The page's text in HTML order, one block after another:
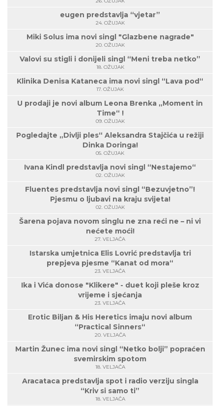
eugen predstavlja “vjetar”
24. OŽUJAK
Miki Solus ima novi singl "Glazbene nagrade"
20. OŽUJAK
Valovi su stigli i donijeli singl “Meni treba netko”
18. OŽUJAK
Klinika Denisa Kataneca ima novi singl “Lava pod“
17. OŽUJAK
U prodaji je novi album Leona Brenka „Moment in
Time“ !
09. OŽUJAK
Pogledajte „Divlji ples“ Aleksandra Stajčića u režiji
Dinka Doringa!
05. OŽUJAK
Ivana Kindl predstavlja novi singl “Nestajemo“
02. OŽUJAK
Fluentes predstavlja novi singl “Bezuvjetno”!
Pjesmu o ljubavi na kraju svijeta!
02. OŽUJAK
Šarena pojava novom singlu ne zna reći ne – ni vi
nećete moći!
27. VELJAČA
Istarska umjetnica Elis Lovrić predstavlja tri
prepjeva pjesme “Kanat od mora“
23. VELJAČA
Ika i Vića donose "Klikere" - duet koji pleše kroz
vrijeme i sjećanja
23. VELJAČA
Erotic Biljan & His Heretics imaju novi album
“Practical Sinners“
20. VELJAČA
Martin Žunec ima novi singl “Netko bolji” popraćen
svemirskim spotom
18. VELJAČA
Aracataca predstavlja spot i radio verziju singla
“Kriv si samo ti”
18. VELJAČA